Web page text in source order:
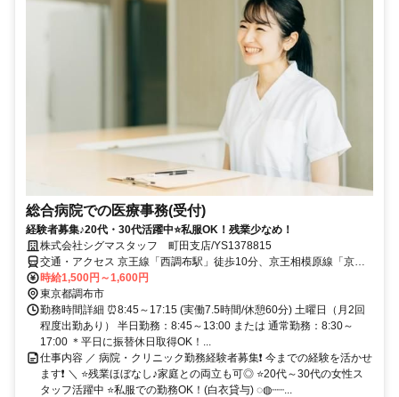
総合病院での医療事務(受付)
経験者募集♪20代・30代活躍中⭐私服OK！残業少なめ！
株式会社シグマスタッフ 町田支店/YS1378815
交通・アクセス 京王線「西調布駅」徒歩10分、京王相模原線「京王
多摩川駅」徒歩12分、京王線「調布駅」徒歩15分★自転車・バイク
通勤OK
時給1,500円～1,600円
東京都調布市
勤務時間詳細 ⏰8:45～17:15 (実働7.5時間/休憩60分) 土曜日（月2回
程度出勤あり） 半日勤務：8:45～13:00 または 通常勤務：8:30～
17:00 ＊平日に振替休日取得OK！...
仕事内容 ／ 病院・クリニック勤務経験者募集❗ 今までの経験を活かせ
ます❗ ＼ ⭐残業ほぼなし♪家庭との両立も可◎ ⭐20代～30代の女性ス
タッフ活躍中 ⭐私服での勤務OK！(白衣貸与) ◌◍┈┈...